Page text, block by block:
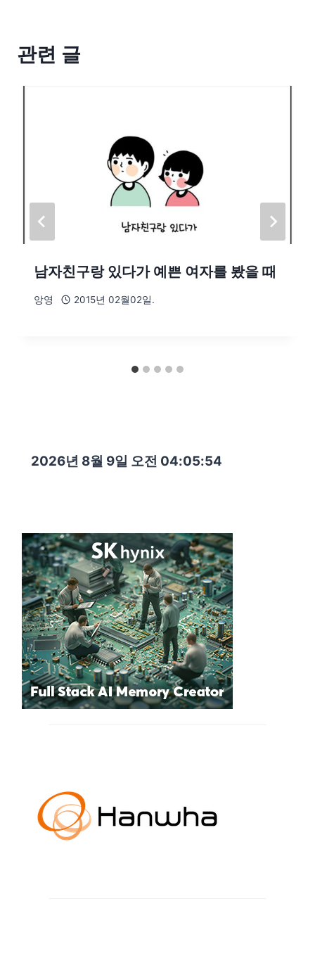
관련 글
남자친구랑 있다가 예쁜 여자를 봤을 때
앙영 2015년 02월02일.
2026년 8월 9일 오전 04:05:55